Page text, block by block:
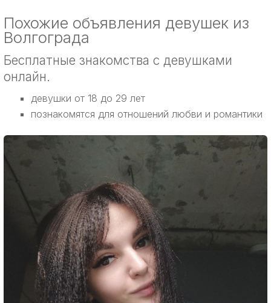
Похожие объявления девушек из
Волгограда
Бесплатные знакомства с девушками
онлайн.
девушки от 18 до 29 лет
познакомятся для отношений любви и романтики